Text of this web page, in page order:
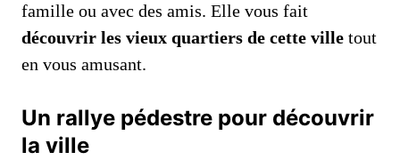
famille ou avec des amis. Elle vous fait
découvrir les vieux quartiers de cette ville tout
en vous amusant.
Un rallye pédestre pour découvrir
la ville